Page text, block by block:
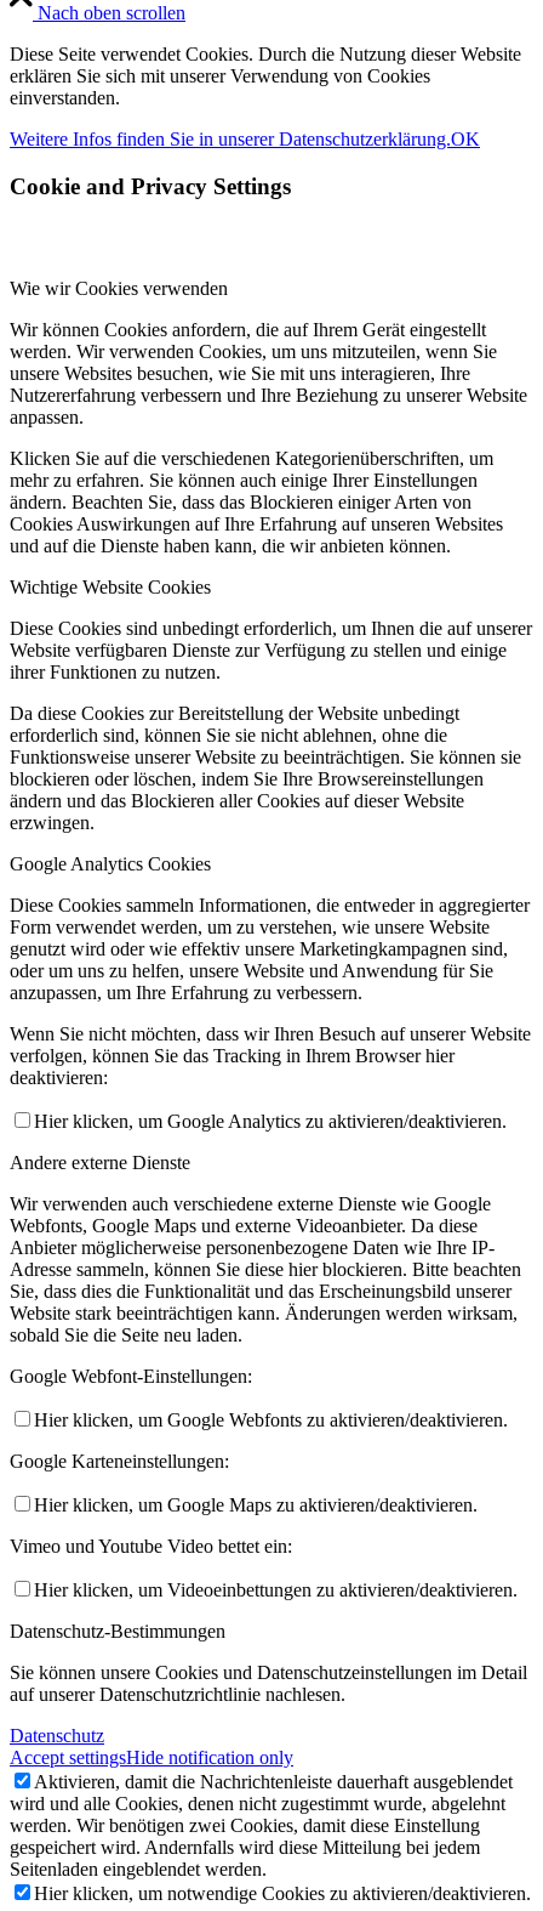
Nach oben scrollen
Diese Seite verwendet Cookies. Durch die Nutzung dieser Website
erklären Sie sich mit unserer Verwendung von Cookies
einverstanden.
Weitere Infos finden Sie in unserer Datenschutzerklärung.OK
Cookie and Privacy Settings
Wie wir Cookies verwenden
Wir können Cookies anfordern, die auf Ihrem Gerät eingestellt
werden. Wir verwenden Cookies, um uns mitzuteilen, wenn Sie
unsere Websites besuchen, wie Sie mit uns interagieren, Ihre
Nutzererfahrung verbessern und Ihre Beziehung zu unserer Website
anpassen.
Klicken Sie auf die verschiedenen Kategorienüberschriften, um
mehr zu erfahren. Sie können auch einige Ihrer Einstellungen
ändern. Beachten Sie, dass das Blockieren einiger Arten von
Cookies Auswirkungen auf Ihre Erfahrung auf unseren Websites
und auf die Dienste haben kann, die wir anbieten können.
Wichtige Website Cookies
Diese Cookies sind unbedingt erforderlich, um Ihnen die auf unserer
Website verfügbaren Dienste zur Verfügung zu stellen und einige
ihrer Funktionen zu nutzen.
Da diese Cookies zur Bereitstellung der Website unbedingt
erforderlich sind, können Sie sie nicht ablehnen, ohne die
Funktionsweise unserer Website zu beeinträchtigen. Sie können sie
blockieren oder löschen, indem Sie Ihre Browsereinstellungen
ändern und das Blockieren aller Cookies auf dieser Website
erzwingen.
Google Analytics Cookies
Diese Cookies sammeln Informationen, die entweder in aggregierter
Form verwendet werden, um zu verstehen, wie unsere Website
genutzt wird oder wie effektiv unsere Marketingkampagnen sind,
oder um uns zu helfen, unsere Website und Anwendung für Sie
anzupassen, um Ihre Erfahrung zu verbessern.
Wenn Sie nicht möchten, dass wir Ihren Besuch auf unserer Website
verfolgen, können Sie das Tracking in Ihrem Browser hier
deaktivieren:
Hier klicken, um Google Analytics zu aktivieren/deaktivieren.
Andere externe Dienste
Wir verwenden auch verschiedene externe Dienste wie Google
Webfonts, Google Maps und externe Videoanbieter. Da diese
Anbieter möglicherweise personenbezogene Daten wie Ihre IP-
Adresse sammeln, können Sie diese hier blockieren. Bitte beachten
Sie, dass dies die Funktionalität und das Erscheinungsbild unserer
Website stark beeinträchtigen kann. Änderungen werden wirksam,
sobald Sie die Seite neu laden.
Google Webfont-Einstellungen:
Hier klicken, um Google Webfonts zu aktivieren/deaktivieren.
Google Karteneinstellungen:
Hier klicken, um Google Maps zu aktivieren/deaktivieren.
Vimeo und Youtube Video bettet ein:
Hier klicken, um Videoeinbettungen zu aktivieren/deaktivieren.
Datenschutz-Bestimmungen
Sie können unsere Cookies und Datenschutzeinstellungen im Detail
auf unserer Datenschutzrichtlinie nachlesen.
Datenschutz
Accept settingsHide notification only
Aktivieren, damit die Nachrichtenleiste dauerhaft ausgeblendet
wird und alle Cookies, denen nicht zugestimmt wurde, abgelehnt
werden. Wir benötigen zwei Cookies, damit diese Einstellung
gespeichert wird. Andernfalls wird diese Mitteilung bei jedem
Seitenladen eingeblendet werden.
Hier klicken, um notwendige Cookies zu aktivieren/deaktivieren.